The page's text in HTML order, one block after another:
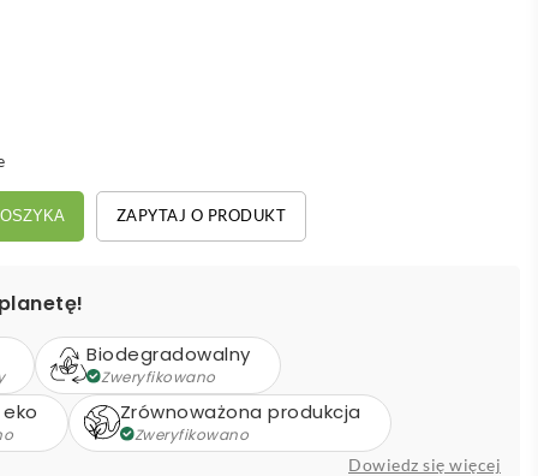
ZAPYTAJ O PRODUKT
Biodegradowalny
Zweryfikowano
Zrównoważona produkcja
Zweryfikowano
Dowiedz się więcej